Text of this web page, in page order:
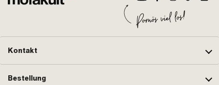
Kontakt
Bestellung